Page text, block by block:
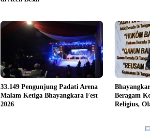
33.149 Pengunjung Padati Arena
Malam Ketiga Bhayangkara Fest
2026
Beragam
Religius,